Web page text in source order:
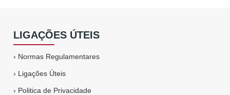
LIGAÇÕES ÚTEIS
› Normas Regulamentares
› Ligações Úteis
› Politica de Privacidade